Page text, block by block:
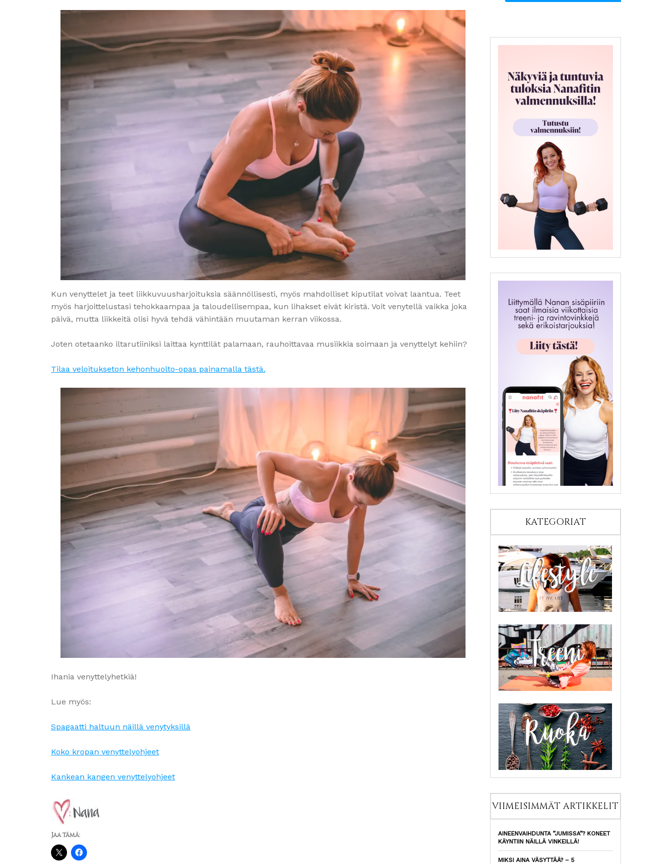
Kun venyttelet ja teet liikkuvuusharjoituksia säännöllisesti, myös mahdolliset kiputilat voivat laantua. Teet
myös harjoittelustasi tehokkaampaa ja taloudellisempaa, kun lihakset eivät kiristä. Voit venytellä vaikka joka
päivä, mutta liikkeitä olisi hyvä tehdä vähintään muutaman kerran viikossa.
Joten otetaanko iltarutiiniksi laittaa kynttilät palamaan, rauhoittavaa musiikkia soimaan ja venyttelyt kehiin?
Tilaa veloitukseton kehonhuolto-opas painamalla tästä.
Ihania venyttelyhetkiä!
Lue myös:
Spagaatti haltuun näillä venytyksillä
Koko kropan venyttelyohjeet
Kankean kangen venyttelyohjeet
Jaa tämä:
KATEGORIAT
VIIMEISIMMÄT ARTIKKELIT
AINEENVAIHDUNTA ”JUMISSA”? KONEET
KÄYNTIIN NÄILLÄ VINKEILLÄ!
MIKSI AINA VÄSYTTÄÄ? – 5